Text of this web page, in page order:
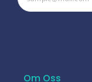
Om Oss